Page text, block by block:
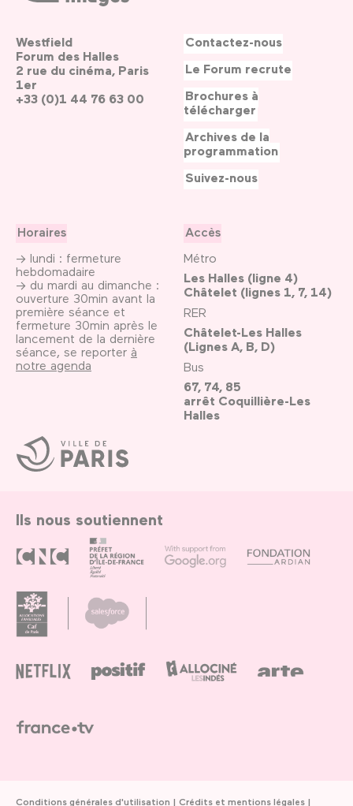
Ville
de
Paris
Westfield
Forum des Halles
2 rue du cinéma, Paris
1er
+33 (0)1 44 76 63 00
Horaires
→ lundi : fermeture
hebdomadaire
→ du mardi au dimanche :
ouverture 30min avant la
première séance et
fermeture 30min après le
lancement de la dernière
séance, se reporter à
notre agenda
Accès
Métro
Les Halles (ligne 4)
Châtelet (lignes 1, 7, 14)
RER
Châtelet-Les Halles
(Lignes A, B, D)
Bus
67, 74, 85
arrêt Coquillière-Les
Halles
Contactez-nous
Le Forum recrute
Brochures à
télécharger
Archives de la
programmation
Suivez-nous
Ils nous soutiennent
Conditions générales d'utilisation
Crédits et mentions légales